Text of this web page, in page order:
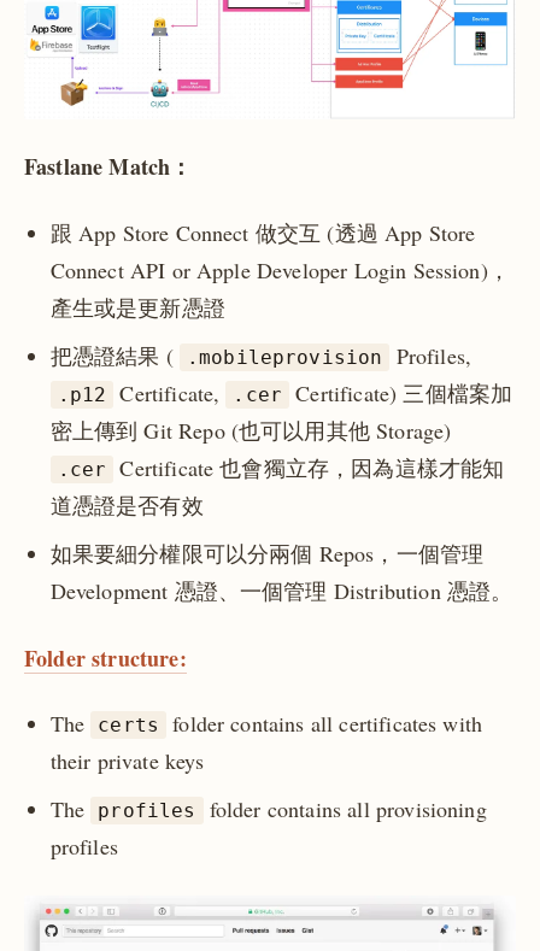
Fastlane Match：
跟 App Store Connect 做交互 (透過 App Store
Connect API or Apple Developer Login Session)，
產生或是更新憑證
把憑證結果 (
.mobileprovision Profiles,
.p12 Certificate, .cer
Certificate) 三個檔案加
密上傳到 Git Repo (也可以用其他 Storage)
.cer
Certificate 也會獨立存，因為這樣才能知
道憑證是否有效
如果要細分權限可以分兩個 Repos，一個管理
Development 憑證、一個管理 Distribution 憑證。
Folder structure:
The certs
folder contains all certificates with
their private keys
The
profiles
folder contains all provisioning
profiles